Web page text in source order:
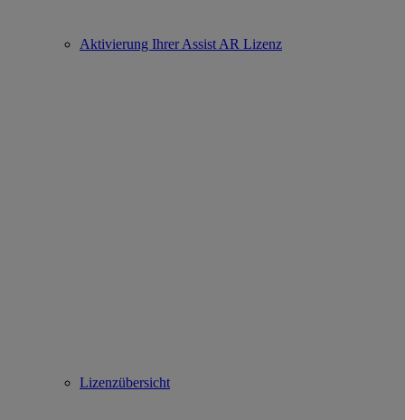
Aktivierung Ihrer Assist AR Lizenz
Lizenzübersicht